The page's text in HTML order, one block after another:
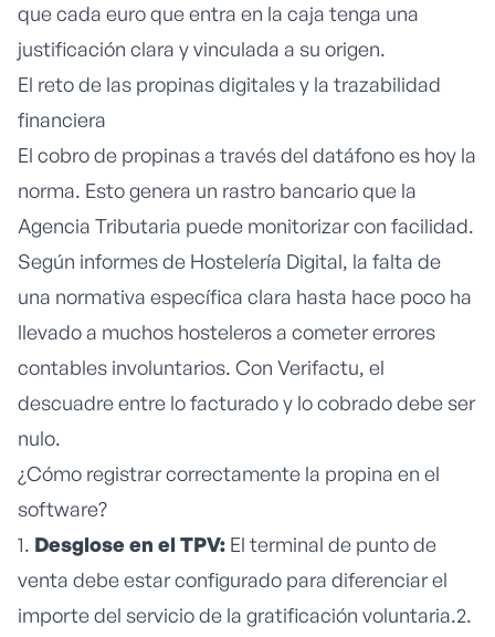
que cada euro que entra en la caja tenga una
justificación clara y vinculada a su origen.
El reto de las propinas digitales y la trazabilidad
financiera
El cobro de propinas a través del datáfono es hoy la
norma. Esto genera un rastro bancario que la
Agencia Tributaria puede monitorizar con facilidad.
Según informes de Hostelería Digital, la falta de
una normativa específica clara hasta hace poco ha
llevado a muchos hosteleros a cometer errores
contables involuntarios. Con Verifactu, el
descuadre entre lo facturado y lo cobrado debe ser
nulo.
¿Cómo registrar correctamente la propina en el
software?
1. Desglose en el TPV: El terminal de punto de
venta debe estar configurado para diferenciar el
importe del servicio de la gratificación voluntaria.2.